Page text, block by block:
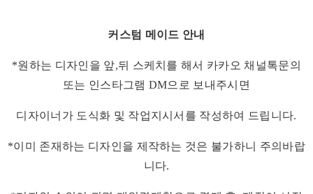
커스텀 메이드 안내
*원하는 디자인을 앞,뒤 스케치를 해서 카카오 채널톡문의
또는 인스타그램 DM으로 보내주시면
디자이너가 도식화 및 작업지시서를 작성하여 드립니다.
*이미 존재하는 디자인을 제작하는 것은 불가하니 주의바랍
니다.